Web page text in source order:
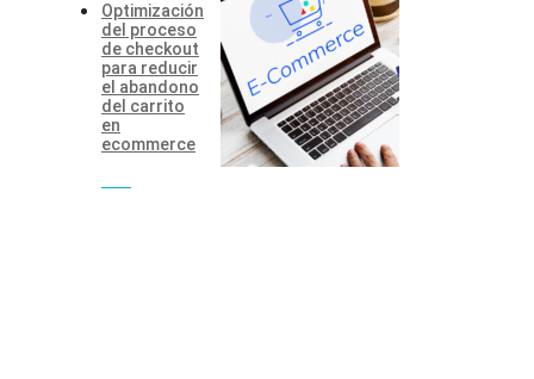
Optimización
del proceso
de checkout
para reducir
el abandono
del carrito
en
ecommerce